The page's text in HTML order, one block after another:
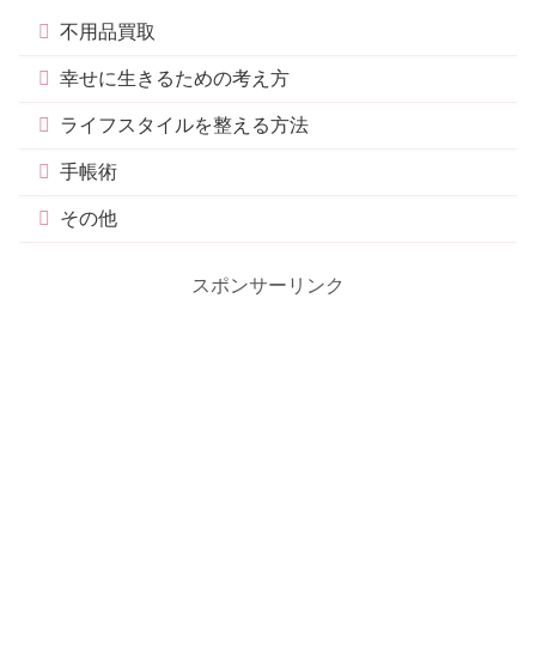
不用品買取
幸せに生きるための考え方
ライフスタイルを整える方法
手帳術
その他
スポンサーリンク